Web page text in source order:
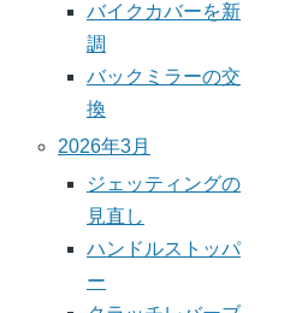
バイクカバーを新
調
バックミラーの交
換
2026年3月
ジェッティングの
見直し
ハンドルストッパ
ー